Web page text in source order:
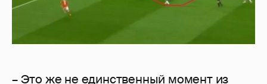
– Это же не единственный момент из